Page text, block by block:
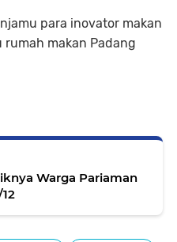
para inovator makan
makan Padang
Warga Pariaman